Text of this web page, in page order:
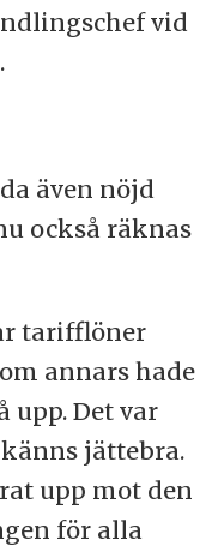
vid
även nöjd
också räknas
tarifflöner
annars hade
upp. Det var
jättebra.
upp mot den
för alla